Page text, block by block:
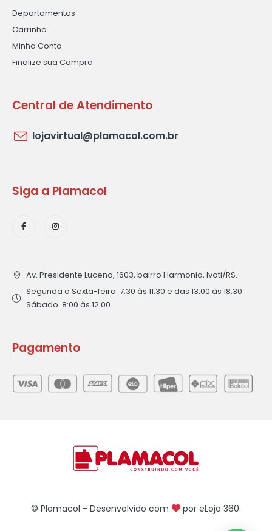
Departamentos
Carrinho
Minha Conta
Finalize sua Compra
Central de Atendimento
lojavirtual@plamacol.com.br
Siga a Plamacol
Av. Presidente Lucena, 1603, bairro Harmonia, Ivoti/RS.
Segunda a Sexta-feira: 7:30 às 11:30 e das 13:00 às 18:30
Sábado: 8:00 às 12:00
Pagamento
© Plamacol - Desenvolvido com poreLoja 360.